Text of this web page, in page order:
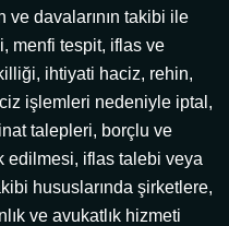
ve davalarının takibi ile
menfi tespit, iflas ve
ihtiyati haciz, rehin,
işlemleri nedeniyle iptal,
talepleri, borçlu ve
edilmesi, iflas talebi veya
hususlarında şirketlere,
ve avukatlık hizmeti